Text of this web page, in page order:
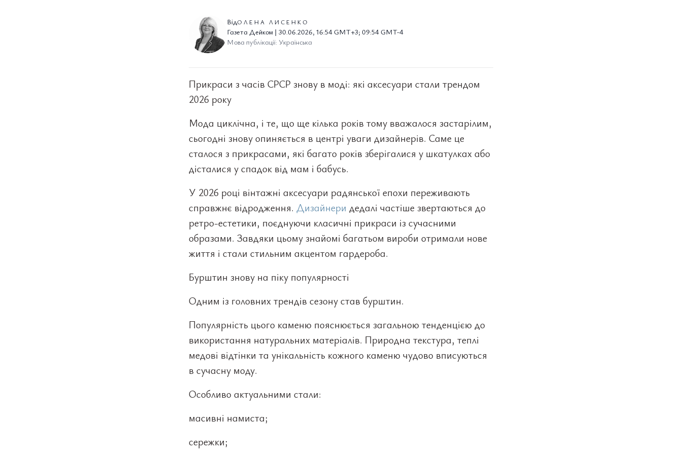
ВідОЛЕНА ЛИСЕНКО
Газета Дейком | 30.06.2026, 16:54 GMT+3; 09:54 GMT-4
Мова публікації: Українська
Прикраси з часів СРСР знову в моді: які аксесуари стали трендом
2026 року
Мода циклічна, і те, що ще кілька років тому вважалося застарілим,
сьогодні знову опиняється в центрі уваги дизайнерів. Саме це
сталося з прикрасами, які багато років зберігалися у шкатулках або
дісталися у спадок від мам і бабусь.
У 2026 році вінтажні аксесуари радянської епохи переживають
справжнє відродження. Дизайнери дедалі частіше звертаються до
ретро-естетики, поєднуючи класичні прикраси із сучасними
образами. Завдяки цьому знайомі багатьом вироби отримали нове
життя і стали стильним акцентом гардероба.
Бурштин знову на піку популярності
Одним із головних трендів сезону став бурштин.
Популярність цього каменю пояснюється загальною тенденцією до
використання натуральних матеріалів. Природна текстура, теплі
медові відтінки та унікальність кожного каменю чудово вписуються
в сучасну моду.
Особливо актуальними стали:
масивні намиста;
сережки;